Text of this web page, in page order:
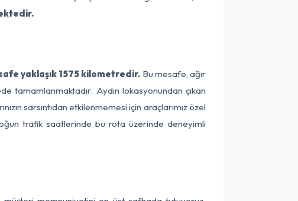
yaklaşık 1575 kilometredir. Bu mesafe, ağır
tamamlanmaktadır. Aydın lokasyonundan çıkan
sarsıntıdan etkilenmemesi için araçlarımız özel
trafik saatlerinde bu rota üzerinde deneyimli